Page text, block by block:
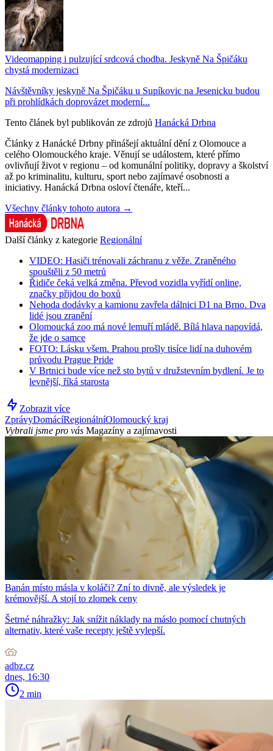
Videomapping i pulzující srdcová chodba. Jeskyně Na Špičáku
chystá modernizaci
Návštěvníky jeskyně Na Špičáku u Supíkovic na Jesenicku budou
při prohlídkách doprovázet moderní...
Tento článek byl publikován ze zdrojů Hanácká Drbna
Články z Hanácké Drbny přinášejí aktuální dění z Olomouce a
celého Olomouckého kraje. Věnují se událostem, které přímo
ovlivňují život v regionu – od komunální politiky, dopravy a školství
až po kriminalitu, kulturu, sport nebo zajímavé osobnosti a
iniciativy. Hanácká Drbna osloví čtenáře, kteří...
Všechny články tohoto autora →
Další články z kategorie Regionální
VIDEO: Hasiči trénovali záchranu z věže. Zraněného
spouštěli z 50 metrů
Řidiče čeká velká změna. Převod vozidla vyřídí online,
značky přijdou do boxů
Nehoda dodávky a kamionu zavřela dálnici D1 na Brno. Dva
lidé jsou zranění
Olomoucká zoo má nové lemuří mládě. Bílá hlava napovídá,
že jde o samce
FOTO: Lásku všem. Prahou prošly tisíce lidí na duhovém
průvodu Prague Pride
V Brtnici bude více než sto bytů v družstevním bydlení. Je to
levnější, říká starosta
Zobrazit více
ZprávyDomácíRegionálníOlomoucký kraj
Vybrali jsme pro vás Magazíny a zajímavosti
Banán místo másla v koláči? Zní to divně, ale výsledek je
krémovější. A stojí to zlomek ceny
Šetrné náhražky: Jak snížit náklady na máslo pomocí chutných
alternativ, které vaše recepty ještě vylepší.
adbz.cz
dnes, 16:30
2 min